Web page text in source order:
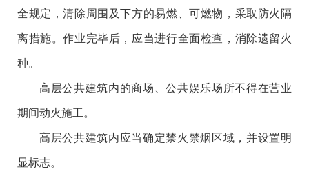
全规定，清除周围及下方的易燃、可燃物，采取防火隔
离措施。作业完毕后，应当进行全面检查，消除遗留火
种。
高层公共建筑内的商场、公共娱乐场所不得在营业
期间动火施工。
高层公共建筑内应当确定禁火禁烟区域，并设置明
显标志。